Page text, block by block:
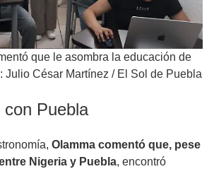
que le asombra la educación de
Julio César Martínez / El Sol de Puebla
Puebla
Olamma comentó que, pese
Nigeria y Puebla, encontró